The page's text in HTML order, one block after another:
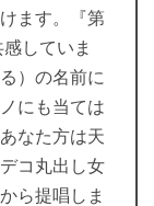
ます。『第
していま
）の名前に
にも当ては
なた方は天
コ丸出し女
ら提唱しま